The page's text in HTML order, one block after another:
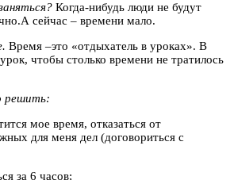
Когда-нибудь люди не будут
сейчас – времени мало.
Время –это «отдыхатель в уроках». В
чтобы столько времени не тратилось
решить:
мое время, отказаться от
для меня дел (договориться с
за 6 часов;